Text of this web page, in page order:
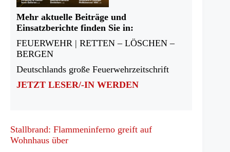
Mehr aktuelle Beiträge und
Einsatzberichte finden Sie in:
FEUERWEHR | RETTEN – LÖSCHEN –
BERGEN
Deutschlands große Feuerwehrzeitschrift
JETZT LESER/-IN WERDEN
Stallbrand: Flammeninferno greift auf
Wohnhaus über